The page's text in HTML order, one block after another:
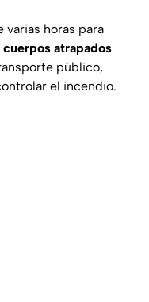
varias horas para
atrapados
público,
el incendio.